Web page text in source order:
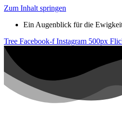
Zum Inhalt springen
Ein Augenblick für die
Tree Facebook-f Instagram 500px